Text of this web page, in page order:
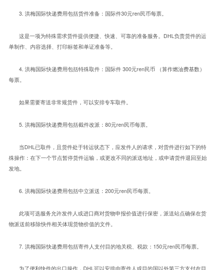
3.洪梅国际快递费用包括货件准备：国际件30元ren民币每票。
这是一项为特殊需求货件提供便捷、快速、可靠的准备服务。 DHL负责货件的运
单制作、内容选择、打印标签和单证准备等。
4.洪梅国际快递费用包括特殊取件：国际件 300元ren民币
（算作燃油费基数）
每票。
如果需要寄送非常规货件，可以安排专车取件。
5.洪梅国际快递费用包括截件改派：80元ren民币每票。
当DHL 已取件，且货件处于转运状态下，应发件人的请求，对货件进行如下的特
殊操作：在下一个节点暂停货件运输，或更改不同的派送地址，或申请货件退回至始
发地。
6.洪梅国际快递费用包括中立派送：200元ren民币每票。
此项可选服务允许发件人或进口商对货物申报价值进行保密，派送站点确保在货
物派送前移除快件相关体现货物价值的文件。
7.洪梅国际快递费用包括寄件人支付目的地关税、税款： 150元ren民币每票。
为了便利快件的出口操作， DHL可以安排由寄件人或目的国以外第三方支付在目